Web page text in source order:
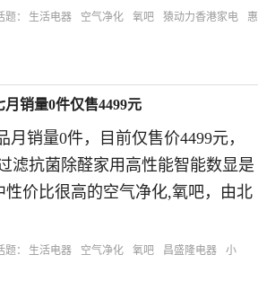
题： 生活电器 空气净化 氧吧 猿动力香港家电
惠
销量0件仅售4499元
销量0件，目前仅售价4499元，
滤抗菌除醛家用高性能智能数显是
价比很高的空气净化,氧吧，由北
题： 生活电器 空气净化 氧吧 昌盛隆电器
小